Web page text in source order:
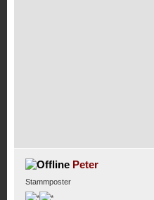
Peter
Stammposter